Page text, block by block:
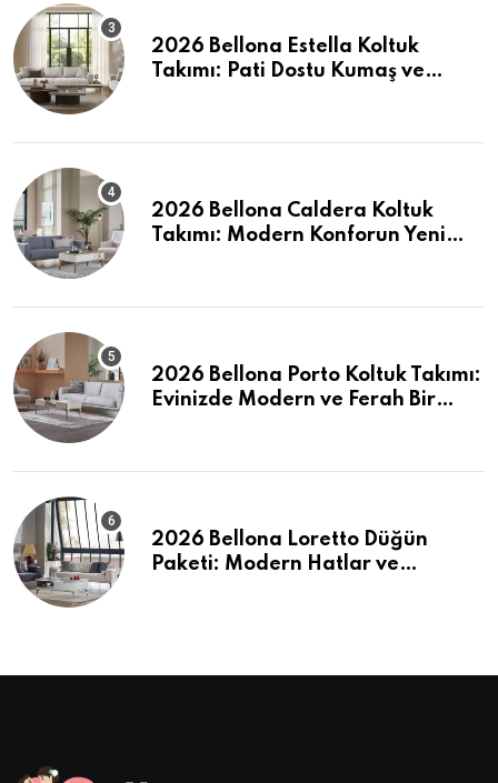
2026 Bellona Estella Koltuk
Takımı: Pati Dostu Kumaş ve
2026 Bellona Caldera Koltuk
Takımı: Modern Konforun Yeni
2026 Bellona Porto Koltuk Takımı:
Evinizde Modern ve Ferah Bir
2026 Bellona Loretto Düğün
Paketi: Modern Hatlar ve